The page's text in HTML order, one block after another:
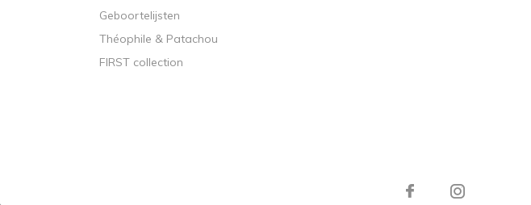
Geboortelijsten
Théophile & Patachou
FIRST collection